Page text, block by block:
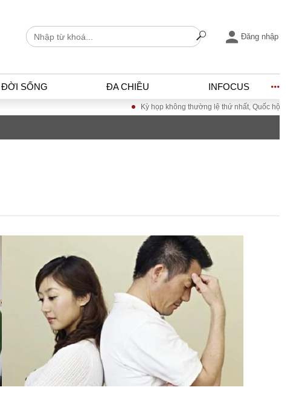
Đăng nhập
ĐỜI SỐNG ĐA CHIỀU INFOCUS
Giao thông – Đô thị
Kỳ họp không thường lệ thứ nhất, Quốc hội khóa XVI